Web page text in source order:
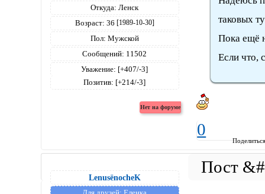
Откуда: Ленск
Возраст: 36 [1989-10-30]
Пол: Мужской
Сообщений: 11502
Уважение: [+407/-3]
Позитив: [+214/-3]
таковых
Пока ещё
Если что,
0
LenusёnocheK